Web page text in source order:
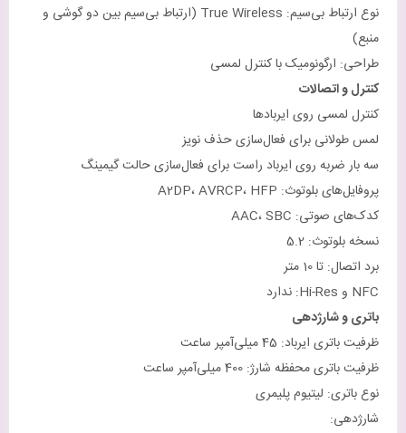
نوع ارتباط بی‌سیم: True Wireless (ارتباط بی‌سیم بین دو گوشی و
منبع)
طراحی: ارگونومیک با کنترل لمسی
کنترل و اتصالات
کنترل لمسی روی ایربادها
لمس طولانی برای فعال‌سازی حذف نویز
سه بار ضربه روی ایرباد راست برای فعال‌سازی حالت گیمینگ
پروفایل‌های بلوتوث: A2DP، AVRCP، HFP
کدک‌های صوتی: AAC، SBC
نسخه بلوتوث: 5.2
برد اتصال: تا 10 متر
NFC و Hi-Res: ندارد
باتری و شارژدهی
ظرفیت باتری ایرباد: 45 میلی‌آمپر ساعت
ظرفیت باتری محفظه شارژ: 400 میلی‌آمپر ساعت
نوع باتری: لیتیوم پلیمری
شارژدهی: